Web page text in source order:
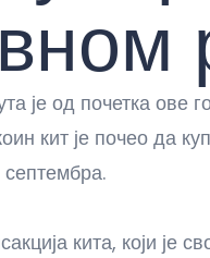
је од почетка
кит је почео да
септембра.
кита, који је